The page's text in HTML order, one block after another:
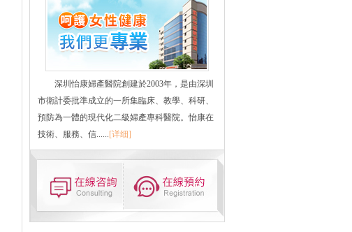
深圳怡康婦產醫院創建於2003年，是由深圳
市衛計委批準成立的一所集臨床、教學、科研、
預防為一體的現代化二級婦產專科醫院。怡康在
技術、服務、信...... [详细]